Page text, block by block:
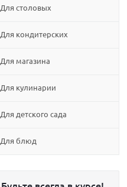
Для столовых
Для кондитерских
Для магазина
Для кулинарии
Для детского сада
Для блюд